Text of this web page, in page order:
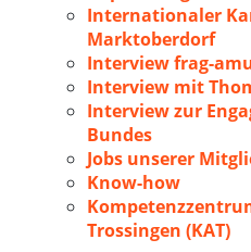
Internationaler
Marktoberdorf
Interview frag-
Interview mit
Interview zur
Bundes
Jobs unserer
Know-how
Trossingen (KAT)